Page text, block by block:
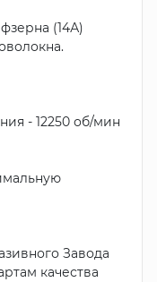
(14А)
- 12250 об/мин
Завода
качества